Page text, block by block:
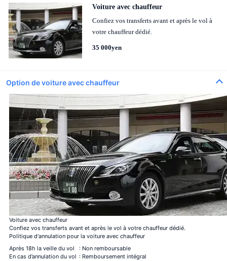
Voiture avec chauffeur
Confiez vos transferts avant et après le vol à
votre chauffeur dédié.
35 000yen
Option de voiture avec chauffeur
Voiture avec chauffeur
Confiez vos transferts avant et après le vol à votre chauffeur dédié.
Politique d'annulation pour la voiture avec chauffeur
Après 18h la veille du vol
: Non remboursable
En cas d’annulation du vol : Remboursement intégral